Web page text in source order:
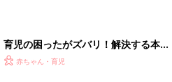
育児の困ったがズバリ！解決する本
『ひよこクラブ 夏号』 4カ月～2才
赤ちゃん・育児